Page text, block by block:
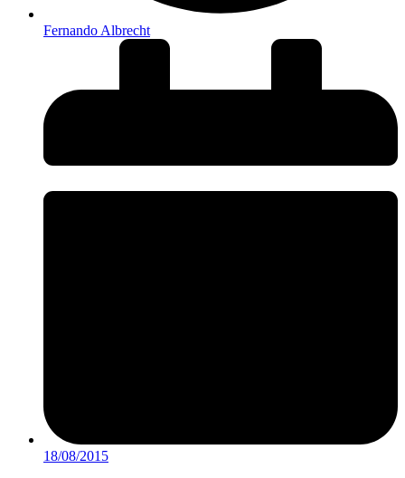
Fernando Albrecht
18/08/2015